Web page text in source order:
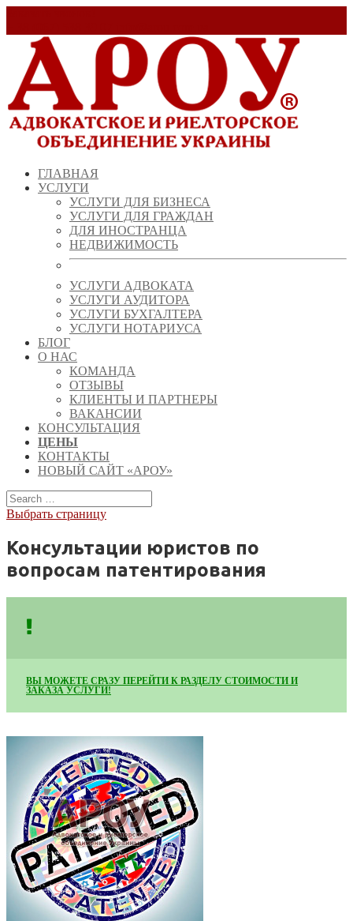
ГЛАВНАЯ
УСЛУГИ
УСЛУГИ ДЛЯ БИЗНЕСА
УСЛУГИ ДЛЯ ГРАЖДАН
ДЛЯ ИНОСТРАНЦА
НЕДВИЖИМОСТЬ
УСЛУГИ АДВОКАТА
УСЛУГИ АУДИТОРА
УСЛУГИ БУХГАЛТЕРА
УСЛУГИ НОТАРИУСА
БЛОГ
О НАС
КОМАНДА
ОТЗЫВЫ
КЛИЕНТЫ И ПАРТНЕРЫ
ВАКАНСИИ
КОНСУЛЬТАЦИЯ
ЦЕНЫ
КОНТАКТЫ
НОВЫЙ САЙТ «АРОУ»
Выбрать страницу
Консультации юристов по
вопросам патентирования
ВЫ МОЖЕТЕ СРАЗУ ПЕРЕЙТИ К РАЗДЕЛУ СТОИМОСТИ И
ЗАКАЗА УСЛУГИ!